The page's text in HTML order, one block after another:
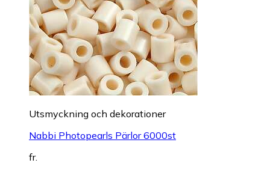
Utsmyckning och dekorationer
Nabbi Photopearls Pärlor 6000st
fr.